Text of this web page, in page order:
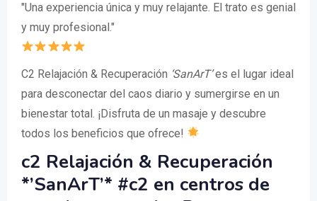
"Una experiencia única y muy relajante. El trato es genial
y muy profesional."
C2 Relajación & Recuperación ‘SanArT’es el lugar ideal
para desconectar del caos diario y sumergirse en un
bienestar total. ¡Disfruta de un masaje y descubre
todos los beneficios que ofrece!
c2 Relajación & Recuperación
*’SanArT’* #c2 en centros de